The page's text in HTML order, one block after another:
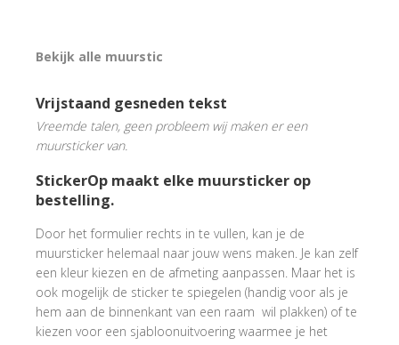
Bekijk alle muurstic
Vrijstaand gesneden tekst
Vreemde talen, geen probleem wij maken er een
muursticker van.
StickerOp maakt elke muursticker op
bestelling.
Door het formulier rechts in te vullen, kan je de
muursticker helemaal naar jouw wens maken. Je kan zelf
een kleur kiezen en de afmeting aanpassen. Maar het is
ook mogelijk de sticker te spiegelen (handig voor als je
hem aan de binnenkant van een raam wil plakken) of te
kiezen voor een sjabloonuitvoering waarmee je het